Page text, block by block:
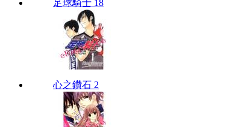
足球騎士 18
心之鑽石 2